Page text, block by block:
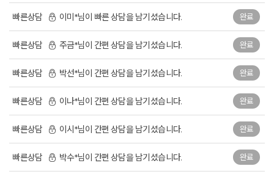
빠른상담 이미*님이 빠른 상담을 남기셨습니다. 완료
빠른상담 주금*님이 간편 상담을 남기셨습니다. 완료
빠른상담 박선*님이 간편 상담을 남기셨습니다. 완료
빠른상담 이나*님이 간편 상담을 남기셨습니다. 완료
빠른상담 이시*님이 간편 상담을 남기셨습니다. 완료
빠른상담 박수*님이 간편 상담을 남기셨습니다. 완료